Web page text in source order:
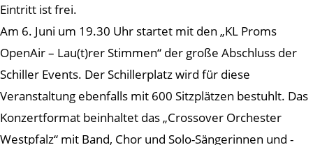
Eintritt ist frei.
Am 6. Juni um 19.30 Uhr startet mit den „KL Proms
OpenAir – Lau(t)rer Stimmen“ der große Abschluss der
Schiller Events. Der Schillerplatz wird für diese
Veranstaltung ebenfalls mit 600 Sitzplätzen bestuhlt. Das
Konzertformat beinhaltet das „Crossover Orchester
Westpfalz“ mit Band, Chor und Solo-Sängerinnen und -